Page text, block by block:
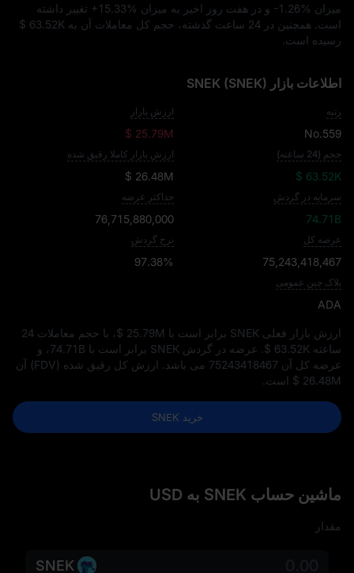
میزان -1.26% و در هفت روز اخیر به میزان +15.33% تغییر داشته
است. همچنین در 24 ساعت گذشته، حجم کل معاملات آن به
$ 63.52K
رسیده است.
اطلاعات بازار SNEK (SNEK)
رتبه
No.559
ارزش بازار
$ 25.79M
حجم (24 ساعته)
$ 63.52K
ارزش بازار کاملا رقیق شده
$ 26.48M
سرمایه در گردش
74.71B
حداکثر عرضه
76,715,880,000
عرضه کل
75,243,418,467
نرخ گردش
97.38%
بلاک چین عمومی
ADA
ارزش بازار فعلی SNEK برابر است با $ 25.79M
، با حجم معاملات 24
ساعته $ 63.52K . عرضه در گردش SNEK برابر است با 74.71B، و
عرضه کل آن 75243418467 می‌ باشد. ارزش کل رقیق‌ شده (FDV) آن
$ 26.48M است.
خرید SNEK
ماشین حساب SNEK به USD
مقدار
SNEK